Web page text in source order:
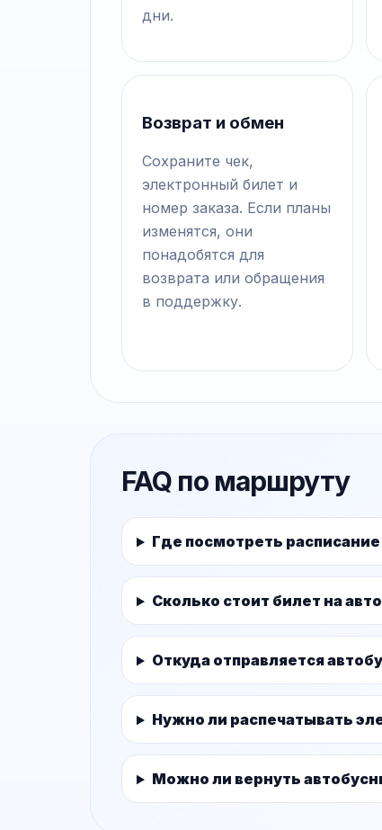
дни.
Возврат и обмен
Сохраните чек,
электронный билет и
номер заказа. Если планы
изменятся, они
понадобятся для
возврата или обращения
в поддержку.
FAQ по маршруту
Где посмотреть
Сколько стоит билет на
Откуда отправляется
Нужно ли распечатывать
Можно ли вернуть